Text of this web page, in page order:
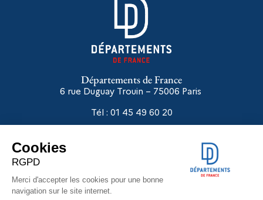
Départements de France
6 rue Duguay Trouin – 75006 Paris
Tél : 01 45 49 60 20
Extranet